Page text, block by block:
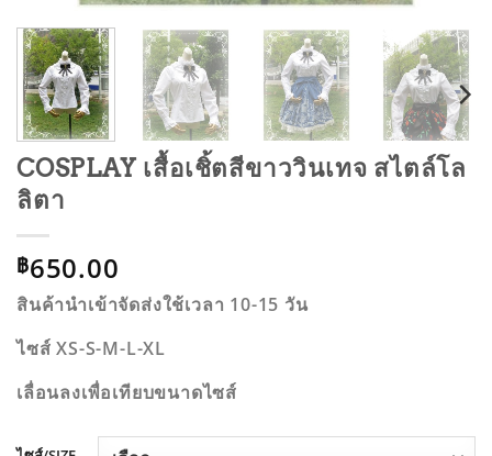
COSPLAY เสื้อเชิ้ตสีขาววินเทจ สไตล์โล
ลิตา
฿650.00
สินค้านำเข้าจัดส่งใช้เวลา 10-15 วัน
ไซส์ XS-S-M-L-XL
เลื่อนลงเพื่อเทียบขนาดไซส์